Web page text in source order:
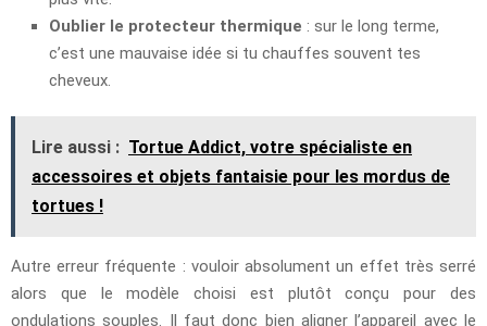
Oublier le protecteur thermique : sur le long terme,
c’est une mauvaise idée si tu chauffes souvent tes
cheveux.
Lire aussi : Tortue Addict, votre spécialiste en
accessoires et objets fantaisie pour les mordus de
tortues !
Autre erreur fréquente : vouloir absolument un effet très serré
alors que le modèle choisi est plutôt conçu pour des
ondulations souples. Il faut donc bien aligner l’appareil avec le